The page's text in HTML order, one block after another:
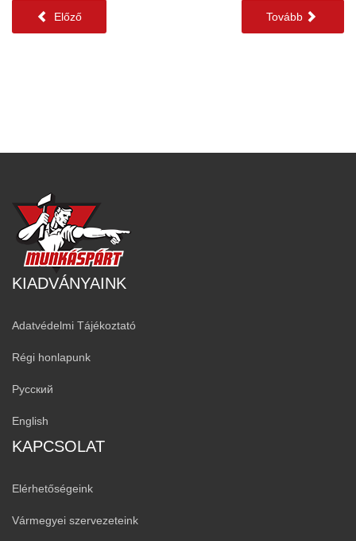
Előző Tovább
KIADVÁNYAINK
Adatvédelmi Tájékoztató
Régi honlapunk
Русский
English
KAPCSOLAT
Elérhetőségeink
Vármegyei szervezeteink